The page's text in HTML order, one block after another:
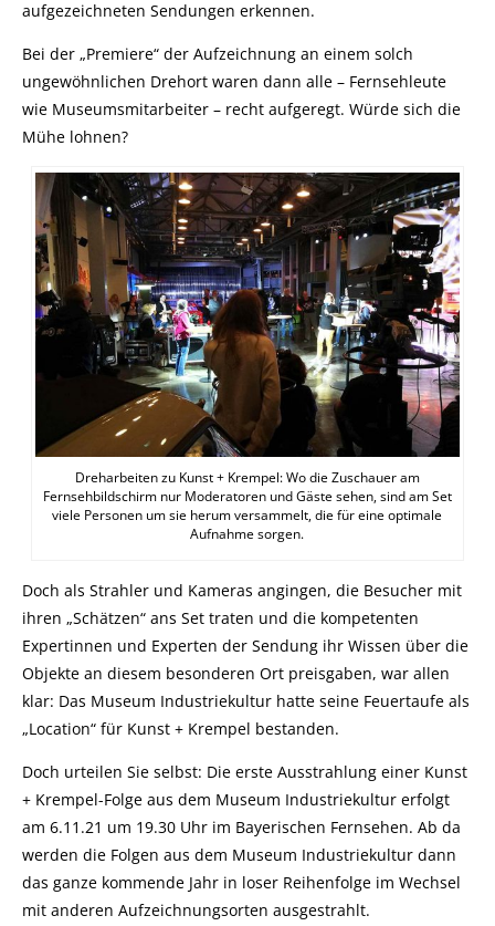
aufgezeichneten Sendungen erkennen.
Bei der „Premiere“ der Aufzeichnung an einem solch
ungewöhnlichen Drehort waren dann alle – Fernsehleute
wie Museumsmitarbeiter – recht aufgeregt. Würde sich die
Mühe lohnen?
Dreharbeiten zu Kunst + Krempel: Wo die Zuschauer am
Fernsehbildschirm nur Moderatoren und Gäste sehen, sind am Set
viele Personen um sie herum versammelt, die für eine optimale
Aufnahme sorgen.
Doch als Strahler und Kameras angingen, die Besucher mit
ihren „Schätzen“ ans Set traten und die kompetenten
Expertinnen und Experten der Sendung ihr Wissen über die
Objekte an diesem besonderen Ort preisgaben, war allen
klar: Das Museum Industriekultur hatte seine Feuertaufe als
„Location“ für Kunst + Krempel bestanden.
Doch urteilen Sie selbst: Die erste Ausstrahlung einer Kunst
+ Krempel-Folge aus dem Museum Industriekultur erfolgt
am 6.11.21 um 19.30 Uhr im Bayerischen Fernsehen. Ab da
werden die Folgen aus dem Museum Industriekultur dann
das ganze kommende Jahr in loser Reihenfolge im Wechsel
mit anderen Aufzeichnungsorten ausgestrahlt.